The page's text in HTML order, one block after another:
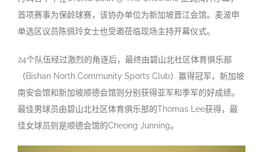
首项赛事为保龄球赛，该协办单位为新加坡晋江会馆。麦波申
单选区议员陈佩玲女士也受邀莅临现场主持开幕仪式。
24个队伍经过激烈的角逐后，最终由碧山北社区体育俱乐部
（Bishan North Community Sports Club）赢得冠军，新加坡
南安会馆和新加坡顺德会馆则分别获得亚军和季军的好成绩。
最佳男球员由碧山北社区体育俱乐部的Thomas Lee获得，最
佳女球员则是顺德会馆的Cheong Junning。